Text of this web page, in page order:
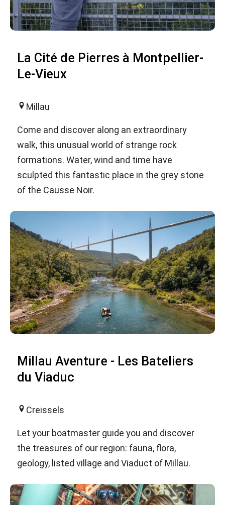
La Cité de Pierres à Montpellier-
Le-Vieux
Millau
Come and discover along an extraordinary
walk, this unusual world of strange rock
formations. Water, wind and time have
sculpted this fantastic place in the grey stone
of the Causse Noir.
Millau Aventure - Les Bateliers
du Viaduc
Creissels
Let your boatmaster guide you and discover
the treasures of our region: fauna, flora,
geology, listed village and Viaduct of Millau.